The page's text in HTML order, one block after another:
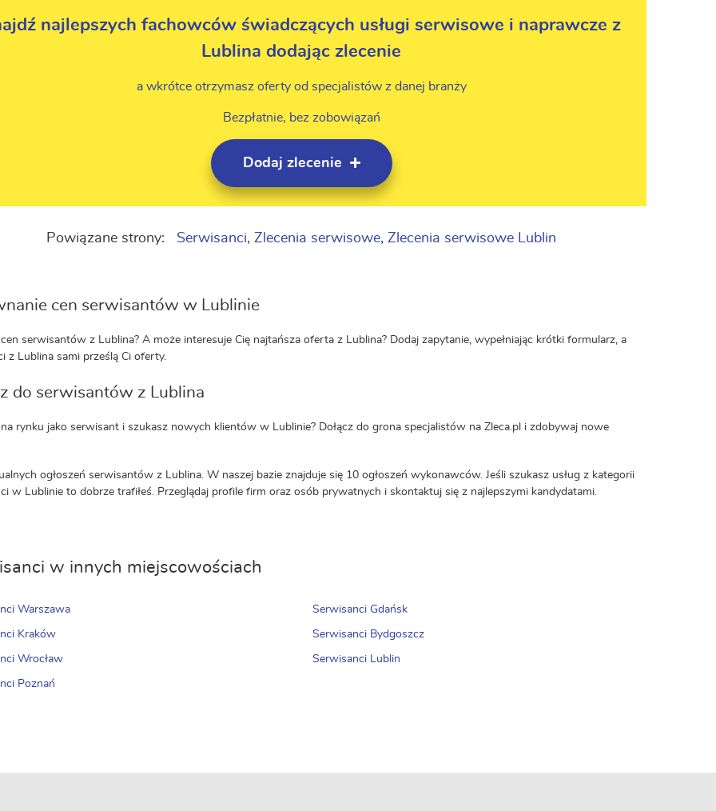
najlepszych fachowców świadczących usługi serwisowe i naprawcze z
Lublina dodając zlecenie
a wkrótce otrzymasz oferty od specjalistów z danej branży
Bezpłatnie, bez zobowiązań
Dodaj zlecenie
Powiązane strony: Serwisanci, Zlecenia serwisowe, Zlecenia serwisowe Lublin
cen serwisantów w Lublinie
serwisantów z Lublina? A może interesuje Cię najtańsza oferta z Lublina? Dodaj zapytanie, wypełniając krótki formularz, a
z Lublina sami prześlą Ci oferty.
do serwisantów z Lublina
na rynku jako serwisant i szukasz nowych klientów w Lublinie? Dołącz do grona specjalistów na Zleca.pl i zdobywaj nowe
ogłoszeń serwisantów z Lublina. W naszej bazie znajduje się 10 ogłoszeń wykonawców. Jeśli szukasz usług z kategorii
w Lublinie to dobrze trafiłeś. Przeglądaj profile firm oraz osób prywatnych i skontaktuj się z najlepszymi kandydatami.
w innych miejscowościach
Warszawa
Kraków
Wrocław
Poznań
Serwisanci Gdańsk
Serwisanci Bydgoszcz
Serwisanci Lublin